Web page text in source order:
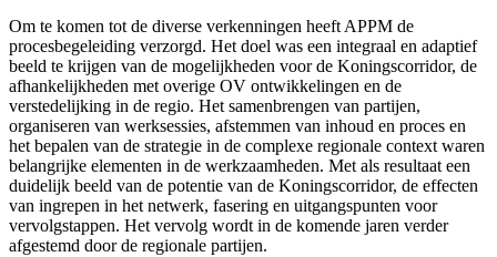
Om te komen tot de diverse verkenningen heeft APPM de
procesbegeleiding verzorgd. Het doel was een integraal en adaptief
beeld te krijgen van de mogelijkheden voor de Koningscorridor, de
afhankelijkheden met overige OV ontwikkelingen en de
verstedelijking in de regio. Het samenbrengen van partijen,
organiseren van werksessies, afstemmen van inhoud en proces en
het bepalen van de strategie in de complexe regionale context waren
belangrijke elementen in de werkzaamheden. Met als resultaat een
duidelijk beeld van de potentie van de Koningscorridor, de effecten
van ingrepen in het netwerk, fasering en uitgangspunten voor
vervolgstappen. Het vervolg wordt in de komende jaren verder
afgestemd door de regionale partijen.